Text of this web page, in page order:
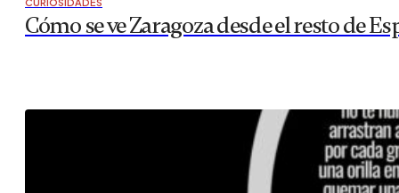
Cómo se ve Zaragoza desde el resto de